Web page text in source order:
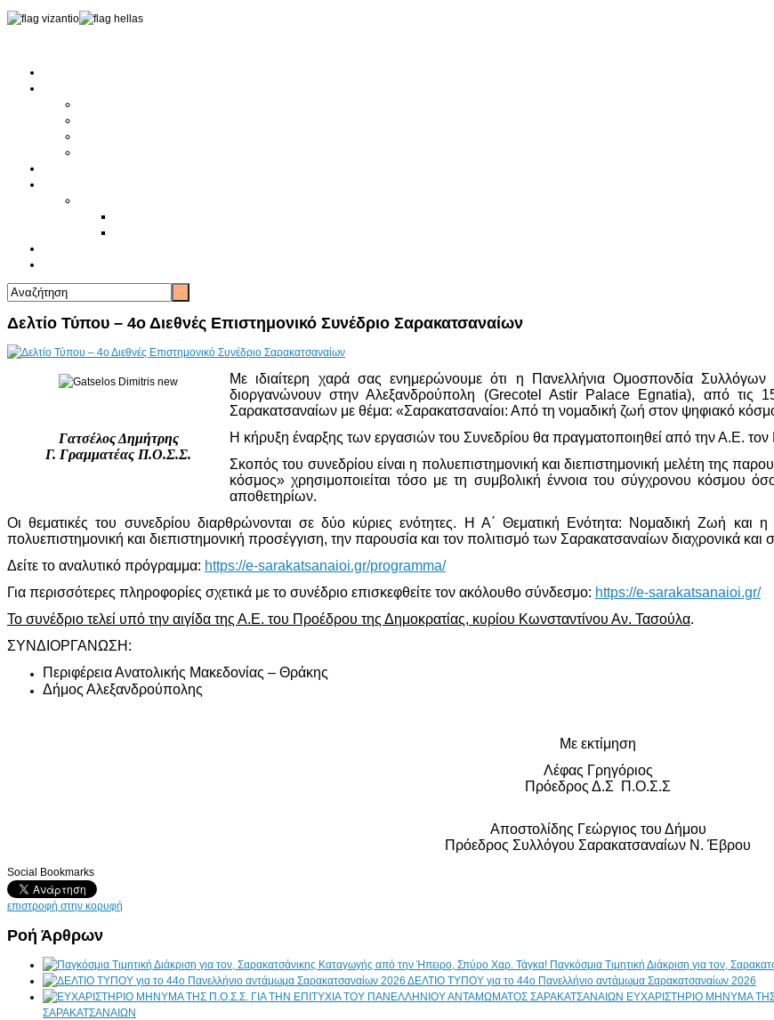
Δελτίο Τύπου – 4ο Διεθνές Επιστημονικό Συνέδριο Σαρακατσαναίων
Γατσέλος Δημήτρης
Γ. Γραμματέας Π.Ο.Σ.Σ.
Με ιδιαίτερη χαρά σας ενημερώνουμε ότι η Πανελλήνια Ομοσπονδία
διοργανώνουν στην Αλεξανδρούπολη (Grecotel Astir Palace Egnatia), από τις
Σαρακατσαναίων με θέμα: «Σαρακατσαναίοι: Από τη νομαδική ζωή στον ψηφιακό
Η κήρυξη έναρξης των εργασιών του Συνεδρίου θα πραγματοποιηθεί από την Α.Ε.
Σκοπός του συνεδρίου είναι η πολυεπιστημονική και διεπιστημονική μελέτη της
κόσμος» χρησιμοποιείται τόσο με τη συμβολική έννοια του σύγχρονου κόσμου
αποθετηρίων.
Οι θεματικές του συνεδρίου διαρθρώνονται σε δύο κύριες ενότητες. Η Α΄ Θεματική Ενότητα: Νομαδική Ζωή
πολυεπιστημονική και διεπιστημονική προσέγγιση, την παρουσία και τον πολιτισμό των Σαρακατσαναίων διαχρονικά και
Δείτε το αναλυτικό πρόγραμμα: https://e-sarakatsanaioi.gr/programma/
Για περισσότερες πληροφορίες σχετικά με το συνέδριο επισκεφθείτε τον ακόλουθο σύνδεσμο: https://e-sarakatsanaioi.gr/
Το συνέδριο τελεί υπό την αιγίδα της Α.Ε. του Προέδρου της Δημοκρατίας, κυρίου Κωνσταντίνου Αν. Τασούλα.
ΣΥΝΔΙΟΡΓΑΝΩΣΗ:
Περιφέρεια Ανατολικής Μακεδονίας – Θράκης
Δήμος Αλεξανδρούπολης
Με εκτίμηση
Λέφας Γρηγόριος
Πρόεδρος Δ.Σ Π.Ο.Σ.Σ
Αποστολίδης Γεώργιος του Δήμου
Πρόεδρος Συλλόγου Σαρακατσαναίων Ν. Έβρου
Social Bookmarks
επιστροφή στην κορυφή
Ροή Άρθρων
Παγκόσμια Τιμητική Διάκριση για τον,
ΔΕΛΤΙΟ ΤΥΠΟΥ για το 44ο Πανελλήνιο αντάμωμα Σαρακατσαναίων 2026
ΕΥΧΑΡΙΣΤΗΡΙΟ ΜΗΝΥΜΑ
ΣΑΡΑΚΑΤΣΑΝΑΙΩΝ